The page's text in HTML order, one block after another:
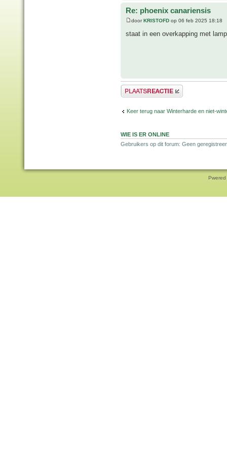
Re: phoenix canariensis
doorKRISTOFD op 06 feb 2025 18:18
staat in een overkapping met
Plaats een reactie
Keer terug naar Winterharde en niet-
WIE IS ER ONLINE
Gebruikers op dit forum: Geen